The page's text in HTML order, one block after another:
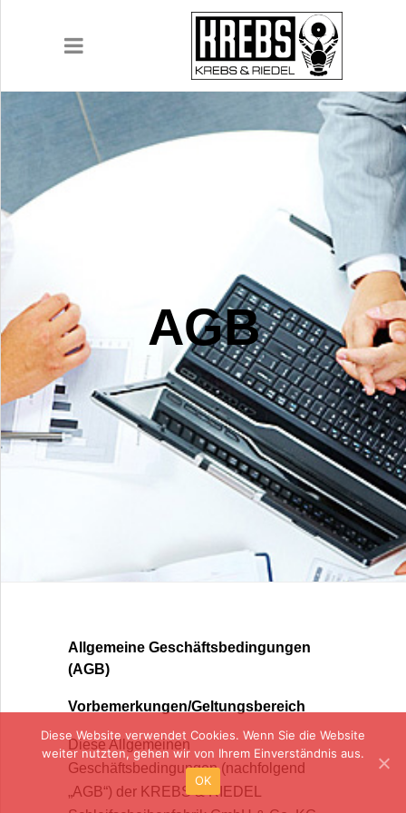
UNTERNEHMEN
KARRIERE
DOWNLOADS
KONTAKT
AGB
Allgemeine Geschäftsbedingungen
(AGB)
Vorbemerkungen/Geltungsbereich
Diese Allgemeinen
Geschäftsbedingungen (nachfolgend
„AGB“) der KREBS & RIEDEL
Diese Website verwendet Cookies. Wenn Sie die Website
weiter nutzten, gehen wir von Ihrem Einverständnis aus.
OK